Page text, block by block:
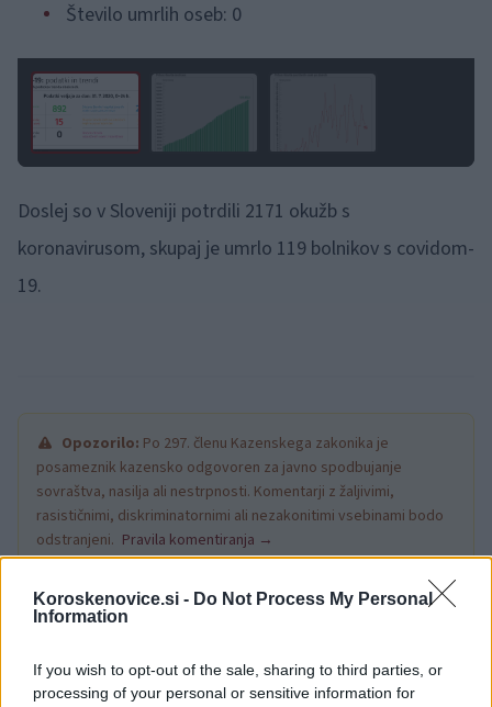
Koroskenovice.si - Do Not Process My Personal
Information
If you wish to opt-out of the sale, sharing to third parties, or
processing of your personal or sensitive information for
Število umrlih oseb: 0
Doslej so v Sloveniji potrdili 2171 okužb s
koronavirusom, skupaj je umrlo 119 bolnikov s covidom-
19.
Opozorilo: Po 297. členu Kazenskega zakonika je
posameznik kazensko odgovoren za javno spodbujanje
sovraštva, nasilja ali nestrpnosti. Komentarji z žaljivimi,
rasističnimi, diskriminatornimi ali nezakonitimi vsebinami bodo
odstranjeni. Pravila komentiranja →
Failed to fetch
Občine: Slovenj Gradec
Dravograd